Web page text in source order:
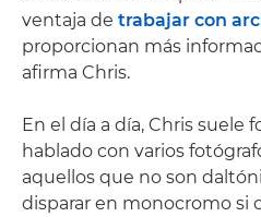
ventaja de trabajar con
proporcionan más
afirma Chris.
En el día a día, Chris suele
hablado con varios
aquellos que no son
disparar en monocromo si